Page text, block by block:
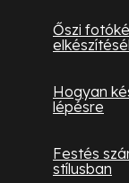
Őszi
Hogyan
lépésre
Festés
stílusban